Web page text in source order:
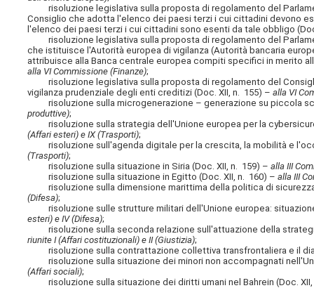
risoluzione legislativa sulla proposta di regolamento del
Consiglio che adotta l'elenco dei paesi terzi i cui cittadini devono
l'elenco dei paesi terzi i cui cittadini sono esenti da tale obbligo
risoluzione legislativa sulla proposta di regolamento del
che istituisce l'Autorità europea di vigilanza (Autorità bancaria
attribuisce alla Banca centrale europea compiti specifici in merito
alla VI Commissione (Finanze);
risoluzione legislativa sulla proposta di regolamento del
vigilanza prudenziale degli enti creditizi (Doc. XII, n. 155) –alla VI
risoluzione sulla microgenerazione – generazione su piccola
produttive);
risoluzione sulla strategia dell'Unione europea per la
(Affari esteri) e IX (Trasporti);
risoluzione sull'agenda digitale per la crescita, la mobilità e
(Trasporti);
risoluzione sulla situazione in Siria (Doc. XII, n. 159) –alla III
risoluzione sulla situazione in Egitto (Doc. XII, n. 160) –alla III
risoluzione sulla dimensione marittima della politica di
(Difesa);
risoluzione sulle strutture militari dell'Unione europea:
esteri) e IV (Difesa);
risoluzione sulla seconda relazione sull'attuazione della
riunite I (Affari costituzionali) e II (Giustizia);
risoluzione sulla contrattazione collettiva transfrontaliera e il
risoluzione sulla situazione dei minori non accompagnati
(Affari sociali);
risoluzione sulla situazione dei diritti umani nel Bahrein (Doc.